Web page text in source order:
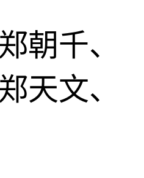
朝千、
天文、